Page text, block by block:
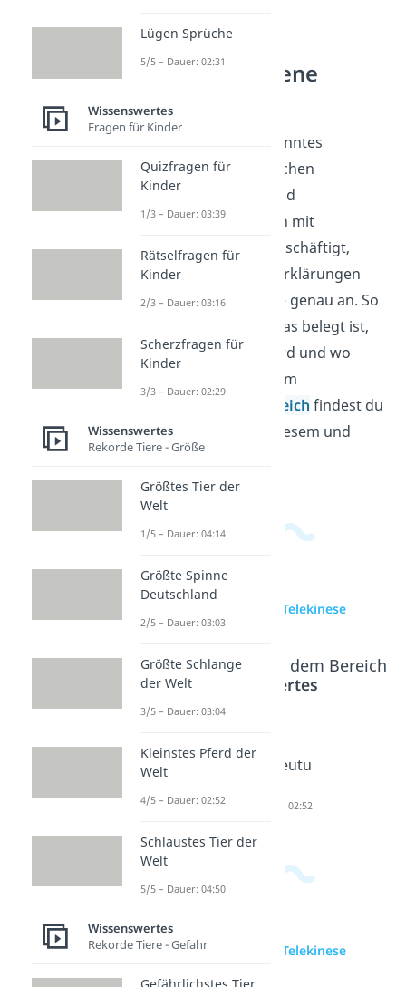
Grenzphänomene
Telekinese ist ein bekanntes
Grenzphänomen zwischen
Popkultur, Glauben und
Wissenschaft. Wer sich mit
Grenzphänomenen beschäftigt,
schaut sich Berichte, Erklärungen
und angebliche Belege genau an. So
erkennst du besser, was belegt ist,
was nur behauptet wird und wo
klare Beweise fehlen. Im
Allgemeinwissensbereich findest du
passende Videos zu diesem und
verwandten Themen.
zur Videoseite: Telekinese
Beliebte Inhalte aus dem Bereich
Wissenswertes
Telepath
ie
Catfish
Dauer: 04:31
Bedeutu
Dauer: 02:52
zur Videoseite: Telekinese
Lügen Sprüche
5/5 – Dauer: 02:31
Wissenswertes
Fragen für Kinder
Quizfragen für
Kinder
1/3 – Dauer: 03:39
Rätselfragen für
Kinder
2/3 – Dauer: 03:16
Scherzfragen für
Kinder
3/3 – Dauer: 02:29
Wissenswertes
Rekorde Tiere - Größe
Größtes Tier der
Welt
1/5 – Dauer: 04:14
Größte Spinne
Deutschland
2/5 – Dauer: 03:03
Größte Schlange
der Welt
3/5 – Dauer: 03:04
Kleinstes Pferd der
Welt
4/5 – Dauer: 02:52
Schlaustes Tier der
Welt
5/5 – Dauer: 04:50
Wissenswertes
Rekorde Tiere - Gefahr
Gefährlichstes Tier